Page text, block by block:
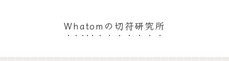
Whatomの切符研究所